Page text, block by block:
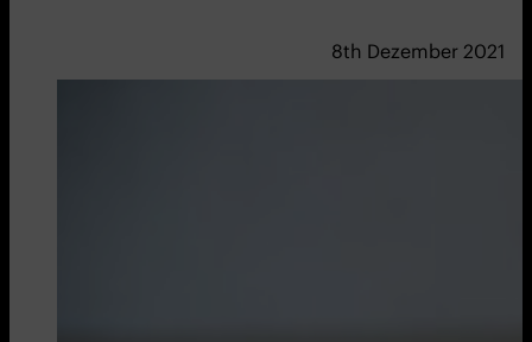
8th Dezember 2021